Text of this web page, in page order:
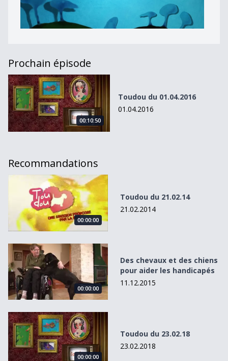
Prochain épisode
Toudou du 01.04.2016
00:10:50
Toudou du 01.04.2016
01.04.2016
Recommandations
Toudou du 21.02.14
00:00:00
Toudou du 21.02.14
21.02.2014
Des chevaux et des chiens pour aider les handicapés
00:00:00
Des chevaux et des chiens
pour aider les handicapés
11.12.2015
Toudou du 23.02.18
00:00:00
Toudou du 23.02.18
23.02.2018